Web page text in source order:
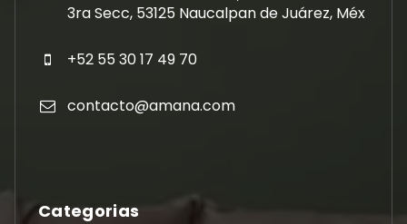
3ra Secc, 53125 Naucalpan de Juárez, Méx
+52 55 30 17 49 70
contacto@amana.com
Categorias